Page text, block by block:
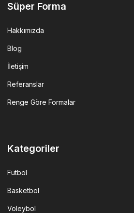
Süper Forma
Hakkımızda
Blog
İletişim
Referanslar
Renge Göre Formalar
Kategoriler
Futbol
Basketbol
Voleybol